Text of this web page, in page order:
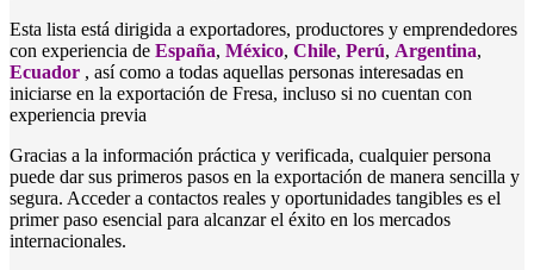
Esta lista está dirigida a exportadores, productores y emprendedores
con experiencia de España, México, Chile, Perú, Argentina,
Ecuador , así como a todas aquellas personas interesadas en
iniciarse en la exportación de Fresa, incluso si no cuentan con
experiencia previa
Gracias a la información práctica y verificada, cualquier persona
puede dar sus primeros pasos en la exportación de manera sencilla y
segura. Acceder a contactos reales y oportunidades tangibles es el
primer paso esencial para alcanzar el éxito en los mercados
internacionales.